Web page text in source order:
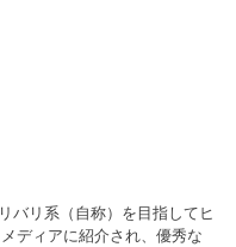
バリ系（自称）を目指してヒ
ディアに紹介され、優秀な